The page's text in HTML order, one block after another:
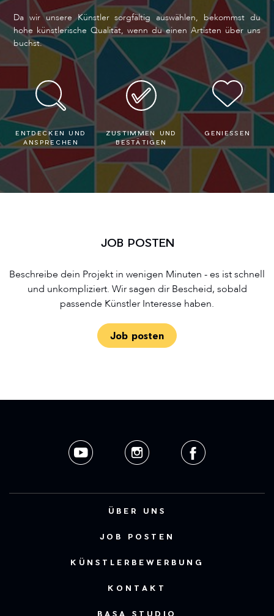
Da wir unsere Künstler sorgfältig auswählen, bekommst du
hohe künstlerische Qualität, wenn du einen Artisten über uns
buchst.
ENTDECKEN UND
ANSPRECHEN
ZUSTIMMEN UND
BESTÄTIGEN
GENIESSEN
JOB POSTEN
Beschreibe dein Projekt in wenigen Minuten - es ist schnell
und unkompliziert. Wir sagen dir Bescheid, sobald
passende Künstler Interesse haben.
Job posten
ÜBER UNS
JOB POSTEN
KÜNSTLERBEWERBUNG
KONTAKT
BASA STUDIO